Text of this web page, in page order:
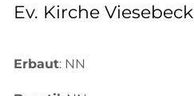
Ev. Kirche Viesebeck
Erbaut: NN